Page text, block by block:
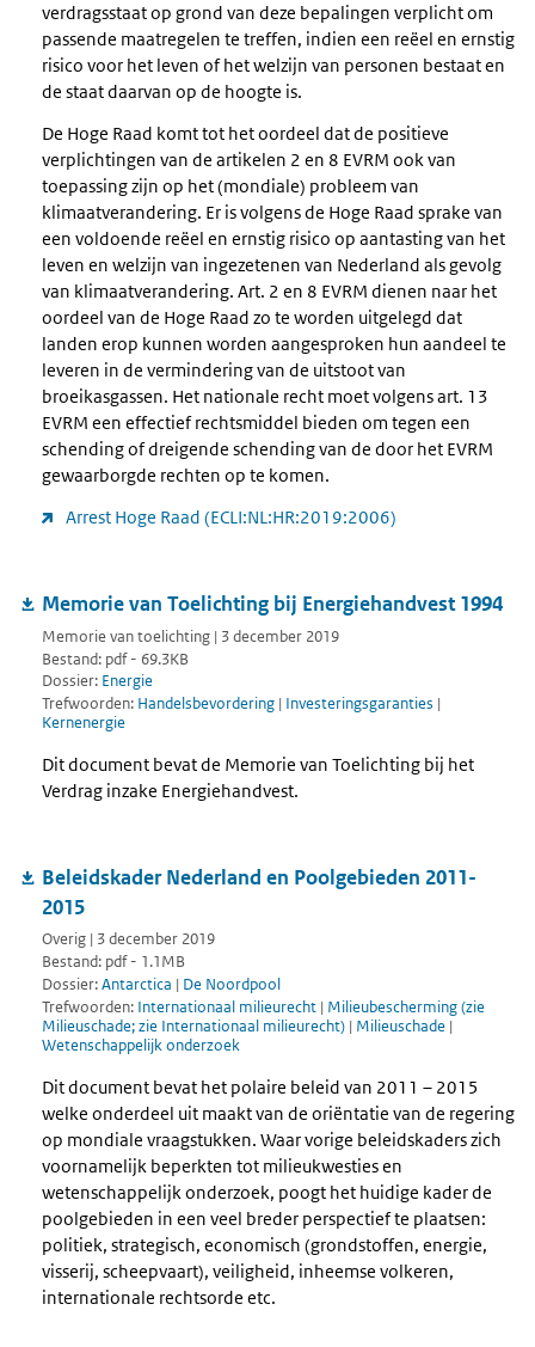
verdragsstaat op grond van deze bepalingen verplicht om
passende maatregelen te treffen, indien een reëel en ernstig
risico voor het leven of het welzijn van personen bestaat en
de staat daarvan op de hoogte is.
De Hoge Raad komt tot het oordeel dat de positieve
verplichtingen van de artikelen 2 en 8 EVRM ook van
toepassing zijn op het (mondiale) probleem van
klimaatverandering. Er is volgens de Hoge Raad sprake van
een voldoende reëel en ernstig risico op aantasting van het
leven en welzijn van ingezetenen van Nederland als gevolg
van klimaatverandering. Art. 2 en 8 EVRM dienen naar het
oordeel van de Hoge Raad zo te worden uitgelegd dat
landen erop kunnen worden aangesproken hun aandeel te
leveren in de vermindering van de uitstoot van
broeikasgassen. Het nationale recht moet volgens art. 13
EVRM een effectief rechtsmiddel bieden om tegen een
schending of dreigende schending van de door het EVRM
gewaarborgde rechten op te komen.
Arrest Hoge Raad (ECLI:NL:HR:2019:2006)
Memorie van Toelichting bij Energiehandvest 1994
Memorie van toelichting | 3 december 2019
Bestand: pdf - 69.3KB
Dossier: Energie
Trefwoorden: Handelsbevordering | Investeringsgaranties |
Kernenergie
Dit document bevat de Memorie van Toelichting bij het
Verdrag inzake Energiehandvest.
Beleidskader Nederland en Poolgebieden 2011-
2015
Overig | 3 december 2019
Bestand: pdf - 1.1MB
Dossier:Antarctica | De Noordpool
Trefwoorden: Internationaal milieurecht | Milieubescherming (zie
Milieuschade; zie Internationaal milieurecht) | Milieuschade |
Wetenschappelijk onderzoek
Dit document bevat het polaire beleid van 2011 – 2015
welke onderdeel uit maakt van de oriëntatie van de regering
op mondiale vraagstukken. Waar vorige beleidskaders zich
voornamelijk beperkten tot milieukwesties en
wetenschappelijk onderzoek, poogt het huidige kader de
poolgebieden in een veel breder perspectief te plaatsen:
politiek, strategisch, economisch (grondstoffen, energie,
visserij, scheepvaart), veiligheid, inheemse volkeren,
internationale rechtsorde etc.